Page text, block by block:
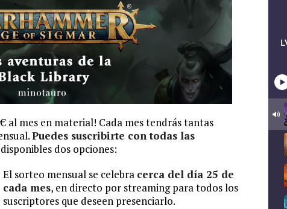
al mes en material! Cada mes tendrás tantas
Puedes suscribirte con todas las
dos opciones:
El sorteo mensual se celebra cerca del día 25 de
cada mes, en directo por streaming para todos los
suscriptores que deseen presenciarlo.